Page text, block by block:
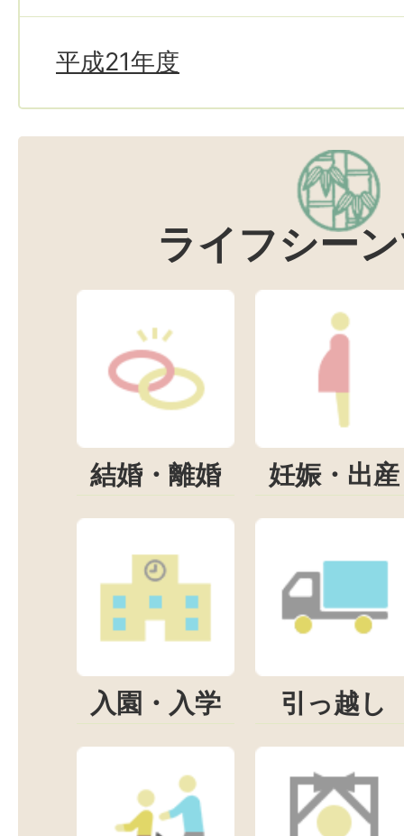
平成21年度
ライフシー
結婚・離婚 妊娠・出産
入園・入学 引っ越し